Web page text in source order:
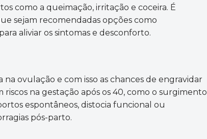
como a queimação, irritação e coceira. É
sejam recomendadas opções como
aliviar os sintomas e desconforto.
ovulação e com isso as chances de engravidar
riscos na gestação após os 40, como o surgimento
espontâneos, distocia funcional ou
pós-parto.